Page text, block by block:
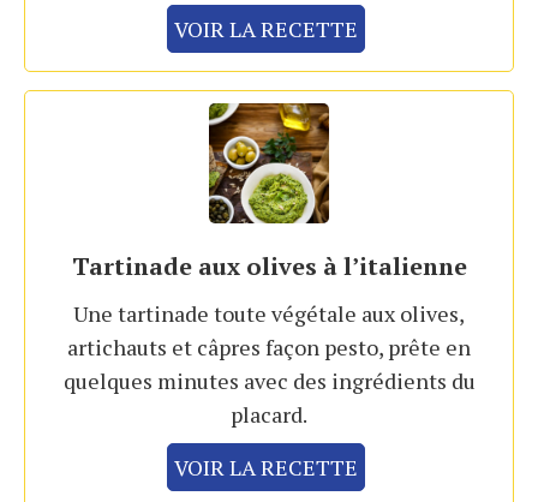
VOIR LA RECETTE
Tartinade aux olives à l’italienne
Une tartinade toute végétale aux olives,
artichauts et câpres façon pesto, prête en
quelques minutes avec des ingrédients du
placard.
VOIR LA RECETTE